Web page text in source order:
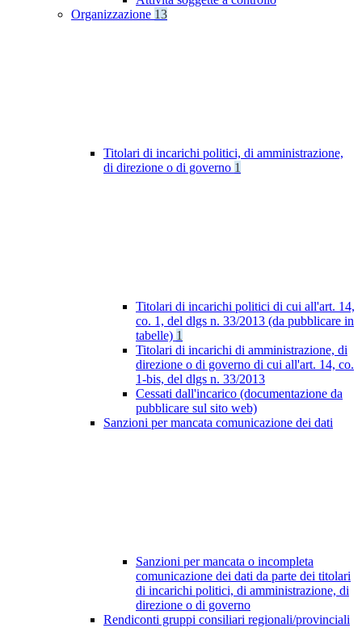
Organizzazione 13
Titolari di incarichi politici, di amministrazione,
di direzione o di governo 1
Titolari di incarichi politici di cui all'art. 14,
co. 1, del dlgs n. 33/2013 (da pubblicare in
tabelle) 1
Titolari di incarichi di amministrazione, di
direzione o di governo di cui all'art. 14, co.
1-bis, del dlgs n. 33/2013
Cessati dall'incarico (documentazione da
pubblicare sul sito web)
Sanzioni per mancata comunicazione dei dati
Sanzioni per mancata o incompleta
comunicazione dei dati da parte dei titolari
di incarichi politici, di amministrazione, di
direzione o di governo
Rendiconti gruppi consiliari regionali/provinciali